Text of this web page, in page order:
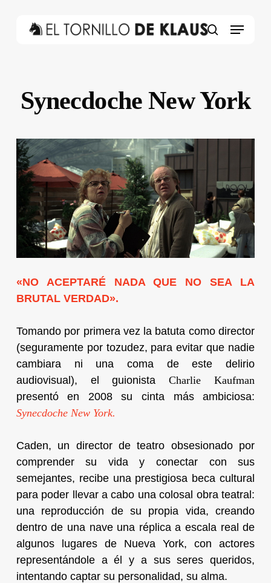
Menu
Synecdoche New York
«NO ACEPTARÉ NADA QUE NO SEA LA
BRUTAL VERDAD».
Tomando por primera vez la batuta como director
(seguramente por tozudez, para evitar que nadie
cambiara ni una coma de este delirio
audiovisual), el guionistaCharlie Kaufman
presentó en 2008 su cinta más ambiciosa:
Synecdoche New York.
Caden, un director de teatro obsesionado por
comprender su vida y conectar con sus
semejantes, recibe una prestigiosa beca cultural
para poder llevar a cabo una colosal obra teatral:
una reproducción de su propia vida, creando
dentro de una nave una réplica a escala real de
algunos lugares de Nueva York, con actores
representándole a él y a sus seres queridos,
intentando captar su personalidad, su alma.